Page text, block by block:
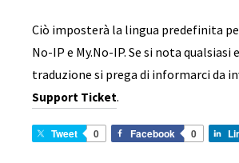
Ciò imposterà la lingua predefinita
No-IP e My.No-IP. Se si nota qualsiasi
traduzione si prega di informarci da
Support Ticket.
Tweet 0 Facebook 0